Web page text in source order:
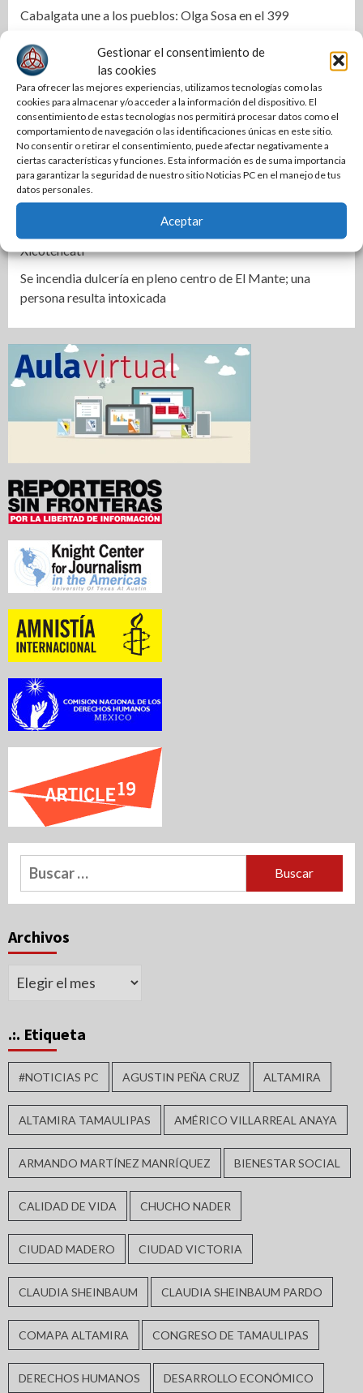
Gestionar el consentimiento de
las cookies
Para ofrecer las mejores experiencias, utilizamos tecnologías como las
cookies para almacenar y/o acceder a la información del dispositivo. El
consentimiento de estas tecnologías nos permitirá procesar datos como el
comportamiento de navegación o las identificaciones únicas en este sitio.
No consentir o retirar el consentimiento, puede afectar negativamente a
ciertas características y funciones. Esta información es de suma importancia
para garantizar la seguridad de nuestro sitio Noticias PC en el manejo de tus
datos personales.
Aceptar
Cabalgata une a los pueblos: Olga Sosa en el 399
Alertan por clima extremo en Tamaulipas
Mejora COMAPA Altamira red sanitaria en colonia Lázaro
Cárdenas
Fortalece Armando Martínez infraestructura educativa en
Altamira
Alejandra Quintos rompe el silencio y exige avances en la
investigación
Localizan a un hombre sin vida en canal de riego de
Xicoténcatl
Se incendia dulcería en pleno centro de El Mante; una
persona resulta intoxicada
Buscar:
Archivos
Archivos
.:. Etiqueta
#NOTICIAS PC AGUSTIN PEÑA CRUZ ALTAMIRA
ALTAMIRA TAMAULIPAS AMÉRICO VILLARREAL ANAYA
ARMANDO MARTÍNEZ MANRÍQUEZ BIENESTAR SOCIAL
CALIDAD DE VIDA CHUCHO NADER
CIUDAD MADERO CIUDAD VICTORIA
CLAUDIA SHEINBAUM CLAUDIA SHEINBAUM PARDO
COMAPA ALTAMIRA CONGRESO DE TAMAULIPAS
DERECHOS HUMANOS DESARROLLO ECONÓMICO